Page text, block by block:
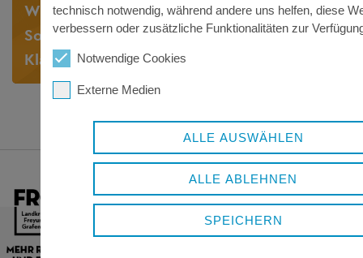
Wissensvermittlung, Stärkung der
Sozialkompetenz – Einzelberatung,
Klassen- und Gruppenangebote
technisch notwendig, während andere uns helfen, diese
verbessern oder zusätzliche Funktionalitäten zur
Notwendige Cookies
Externe Medien
ALLE AUSWÄHLEN
ALLE ABLEHNEN
SPEICHERN